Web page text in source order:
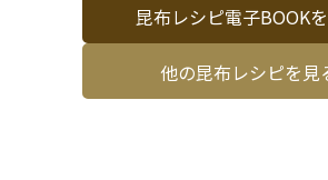
昆布レシピ電子BOOK
他の昆布レシピを見